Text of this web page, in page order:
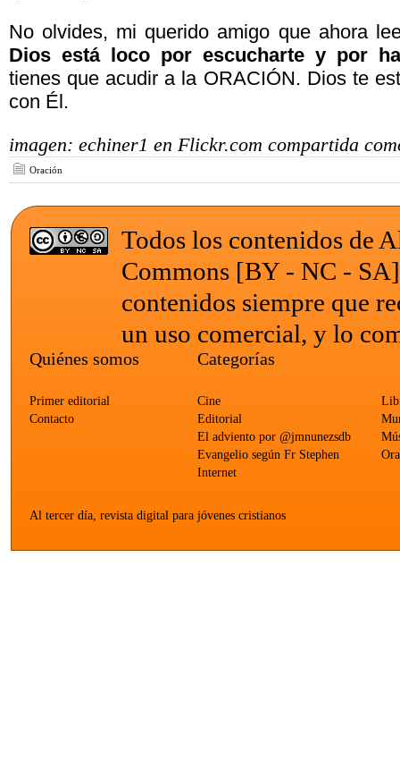
No olvides, mi querido amigo que ahora
Dios está loco por escucharte y por
tienes que acudir a la ORACIÓN. Dios te
con Él.
imagen: echiner1 en Flickr.com compartida
Oración
Todos los contenidos de
Commons [BY - NC - SA]
contenidos siempre que
un uso comercial, y lo
Quiénes somos
Primer editorial
Contacto
Categorías
Cine
Editorial
El adviento por @jmnunezsdb
Evangelio según Fr Stephen
Internet
Al tercer día, revista digital para jóvenes cristianos